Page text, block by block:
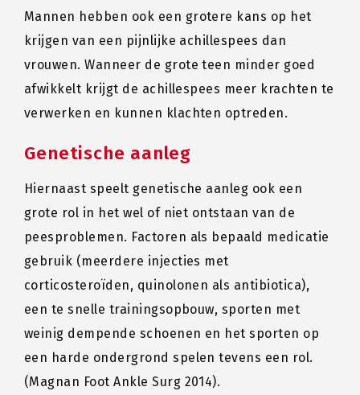
Mannen hebben ook een grotere kans op het
krijgen van een pijnlijke achillespees dan
vrouwen. Wanneer de grote teen minder goed
afwikkelt krijgt de achillespees meer krachten te
verwerken en kunnen klachten optreden.
Genetische aanleg
Hiernaast speelt genetische aanleg ook een
grote rol in het wel of niet ontstaan van de
peesproblemen. Factoren als bepaald medicatie
gebruik (meerdere injecties met
corticosteroïden, quinolonen als antibiotica),
een te snelle trainingsopbouw, sporten met
weinig dempende schoenen en het sporten op
een harde ondergrond spelen tevens een rol.
(Magnan Foot Ankle Surg 2014).